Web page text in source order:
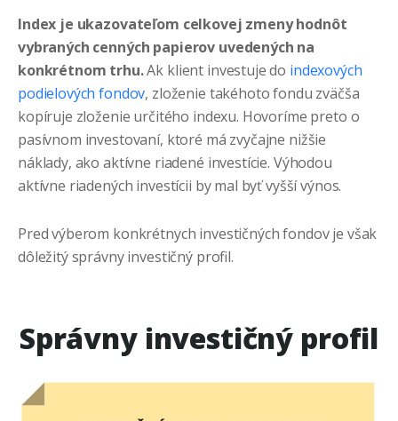
Index je ukazovateľom celkovej zmeny hodnôt
vybraných cenných papierov uvedených na
konkrétnom trhu.Ak klient investuje do indexových
podielových fondov, zloženie takéhoto fondu zväčša
kopíruje zloženie určitého indexu. Hovoríme preto o
pasívnom investovaní, ktoré má zvyčajne nižšie
náklady, ako aktívne riadené investície. Výhodou
aktívne riadených investícii by mal byť vyšší výnos.
Pred výberom konkrétnych investičných fondov je však
dôležitý správny investičný profil.
Správny investičný profil